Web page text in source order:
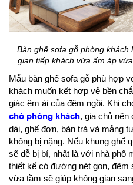
Bàn ghế sofa gỗ phòng khách
gian tiếp khách vừa ấm áp
Mẫu bàn ghế sofa gỗ phù hợp
khách muốn kết hợp vẻ bền
giác êm ái của đệm ngồi. Khi
chó phòng khách, gia chủ nên
dài, ghế đơn, bàn trà và mảng
không bị nặng. Nếu khung ghế
sẽ dễ bị bí, nhất là với nhà phố
thiết kế có đường nét gọn, đệm
vừa tầm sẽ giúp không gian